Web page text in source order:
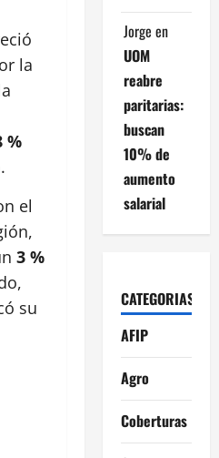
la
%
el
3 %
su
Jorge en
UOM
reabre
paritarias:
buscan
10% de
aumento
salarial
CATEGORIAS
AFIP
Agro
Coberturas